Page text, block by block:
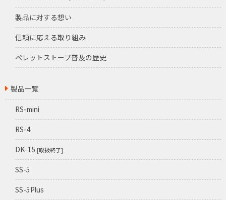
製品に対する想い
信頼に応える取り組み
ペレットストーブ普及の歴史
製品一覧
RS-mini
RS-4
DK-15 [取扱終了]
SS-5
SS-5Plus